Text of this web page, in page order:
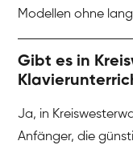
Modellen ohne
Gibt es in
Ja, in
Anfänger, die